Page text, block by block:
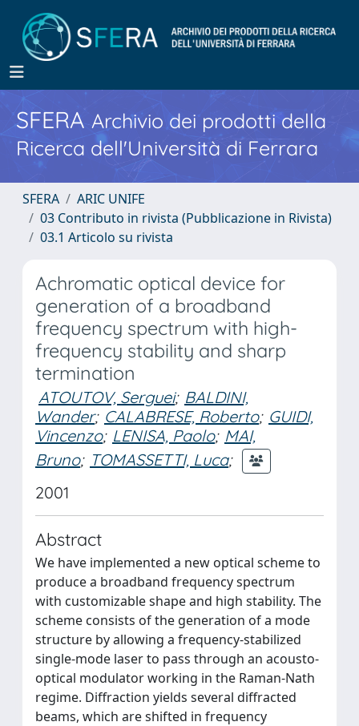
SFERA Archivio dei prodotti della
Ricerca dell'Università di Ferrara
SFERA
ARIC UNIFE
03 Contributo in rivista (Pubblicazione in Rivista)
03.1 Articolo su rivista
Achromatic optical device for
generation of a broadband
frequency spectrum with high-
frequency stability and sharp
termination
ATOUTOV, Serguei; BALDINI,
Wander; CALABRESE, Roberto; GUIDI,
Vincenzo; LENISA, Paolo; MAI,
Bruno; TOMASSETTI, Luca;
2001
Abstract
We have implemented a new optical scheme to
produce a broadband frequency spectrum
with customizable shape and high stability. The
scheme consists of the generation of a mode
structure by allowing a frequency-stabilized
single-mode laser to pass through an acousto-
optical modulator working in the Raman-Nath
regime. Diffraction yields several diffracted
beams, which are shifted in frequency